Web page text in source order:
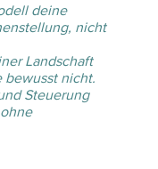
deine
nicht
Landschaft
bewusst nicht.
Steuerung